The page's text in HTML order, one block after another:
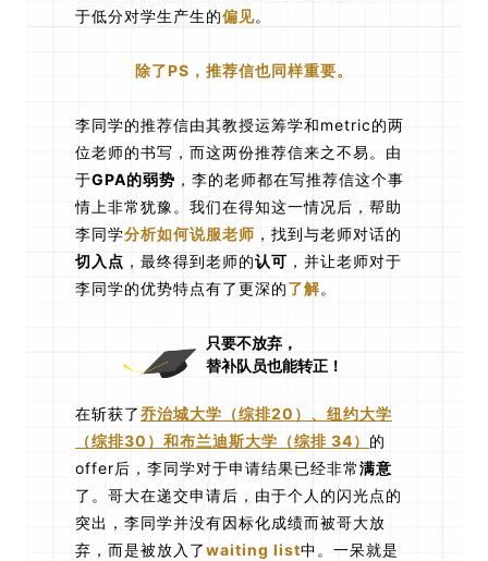
于低分对学生产生的偏见。
除了PS，推荐信也同样重要。
李同学的推荐信由其教授运筹学和metric的两
位老师的书写，而这两份推荐信来之不易。由
于GPA的弱势 ，李的老师都在写推荐信这个事
情上非常犹豫。我们在得知这一情况后，帮助
李同学分析如何说服老师 ，找到与老师对话的
切入点 ，最终得到老师的认可 ，并让老师对于
李同学的优势特点有了更深的了解。
只要不放弃，
替补队员也能转正！
在斩获了乔治城大学（综排20）、纽约大学
（综排30）和布兰迪斯大学（综排 34） 的
offer后，李同学对于申请结果已经非常满意
了。哥大在递交申请后，由于个人的闪光点的
突出，李同学并没有因标化成绩而被哥大放
弃，而是被放入了waiting list中。一呆就是